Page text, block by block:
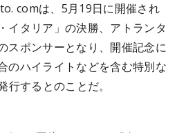
comは、5月19日に開催され
イタリア」の決勝、アトランタ
スポンサーとなり、開催記念に
のハイライトなどを含む特別な
するとのことだ。